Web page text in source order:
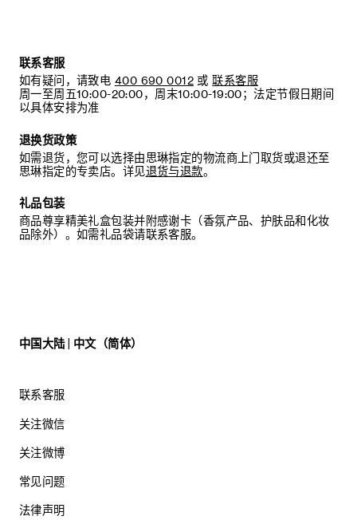
联系客服
如有疑问，请致电 400 690 0012 或 联系客服
周一至周五10:00-20:00，周末10:00-19:00；法定节假日期间
以具体安排为准
退换货政策
如需退货，您可以选择由思琳指定的物流商上门取货或退还至
思琳指定的专卖店。详见退货与退款。
礼品包装
商品尊享精美礼盒包装并附感谢卡（香氛产品、护肤品和化妆
品除外）。如需礼品袋请联系客服。
中国大陆 | 中文（简体）
联系客服
关注微信
关注微博
常见问题
法律声明